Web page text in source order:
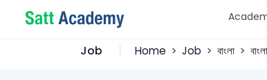
Job Home Job বাংলা